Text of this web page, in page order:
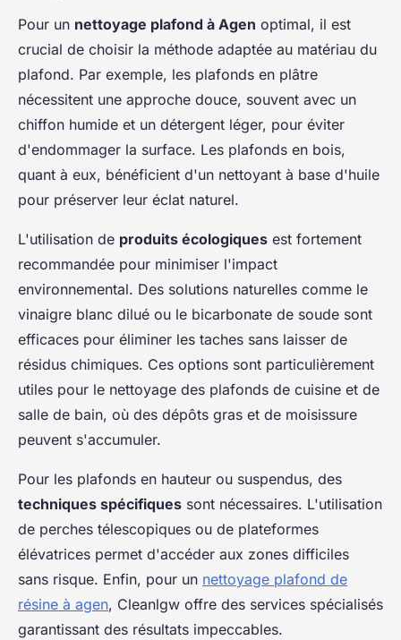
Pour un nettoyage plafond à Agen optimal, il est
crucial de choisir la méthode adaptée au matériau du
plafond. Par exemple, les plafonds en plâtre
nécessitent une approche douce, souvent avec un
chiffon humide et un détergent léger, pour éviter
d'endommager la surface. Les plafonds en bois,
quant à eux, bénéficient d'un nettoyant à base d'huile
pour préserver leur éclat naturel.
L'utilisation de produits écologiques est fortement
recommandée pour minimiser l'impact
environnemental. Des solutions naturelles comme le
vinaigre blanc dilué ou le bicarbonate de soude sont
efficaces pour éliminer les taches sans laisser de
résidus chimiques. Ces options sont particulièrement
utiles pour le nettoyage des plafonds de cuisine et de
salle de bain, où des dépôts gras et de moisissure
peuvent s'accumuler.
Pour les plafonds en hauteur ou suspendus, des
techniques spécifiques sont nécessaires. L'utilisation
de perches télescopiques ou de plateformes
élévatrices permet d'accéder aux zones difficiles
sans risque. Enfin, pour un nettoyage plafond de
résine à agen, Cleanlgw offre des services spécialisés
garantissant des résultats impeccables.